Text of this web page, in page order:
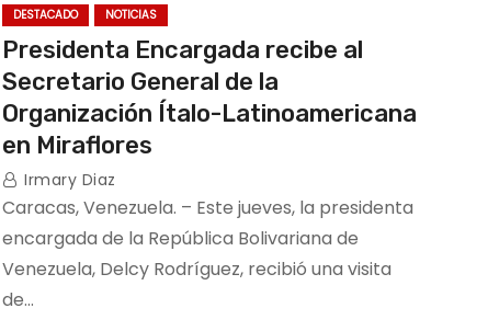
DESTACADO NOTICIAS
Presidenta Encargada recibe al
Secretario General de la
Organización Ítalo-Latinoamericana
en Miraflores
Irmary Diaz
Caracas, Venezuela. – Este jueves, la presidenta
encargada de la República Bolivariana de
Venezuela, Delcy Rodríguez, recibió una visita
de…